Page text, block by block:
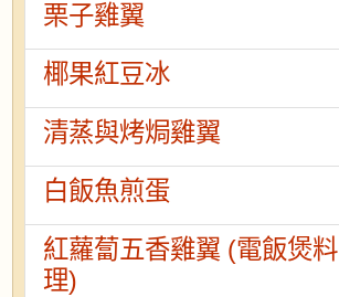
栗子雞翼
椰果紅豆冰
清蒸與烤焗雞翼
白飯魚煎蛋
紅蘿蔔五香雞翼 (電飯煲料
理)